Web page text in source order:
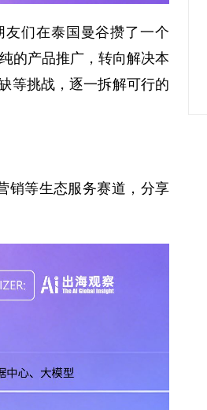
们在泰国曼谷攒了一个
的产品推广，转向解决本
等挑战，逐一拆解可行的
销等生态服务赛道，分享